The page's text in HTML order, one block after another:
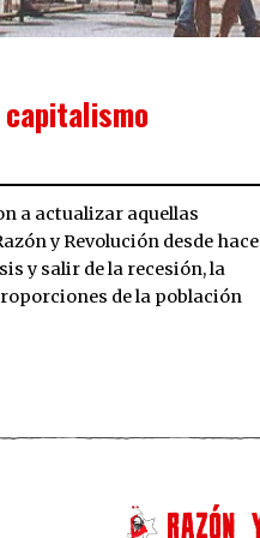
a actualizar aquellas
y Revolución desde hace
y salir de la recesión, la
de la población